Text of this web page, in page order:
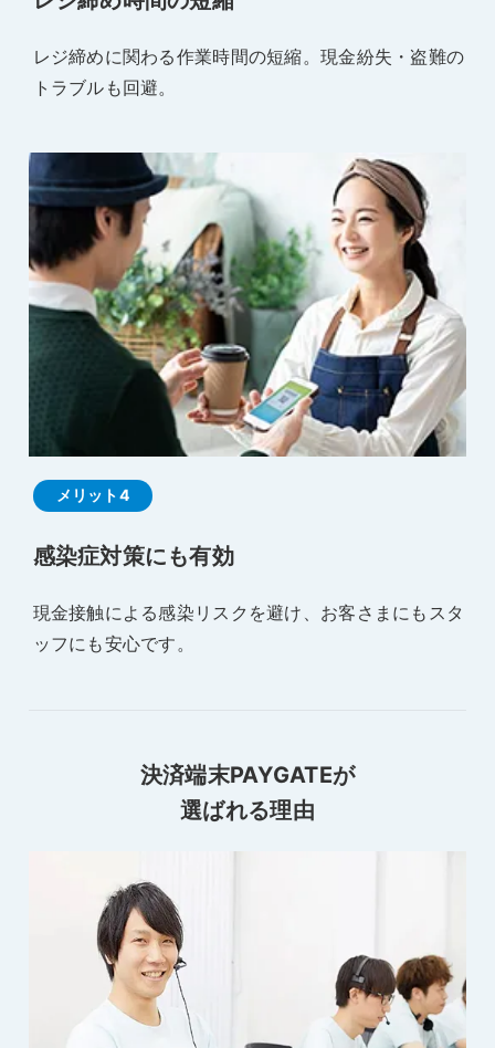
レジ締めに関わる作業時間の短縮。現金紛失・盗難の
トラブルも回避。
メリット4
感染症対策にも有効
現金接触による感染リスクを避け、お客さまにもスタ
ッフにも安心です。
決済端末PAYGATEが
選ばれる理由